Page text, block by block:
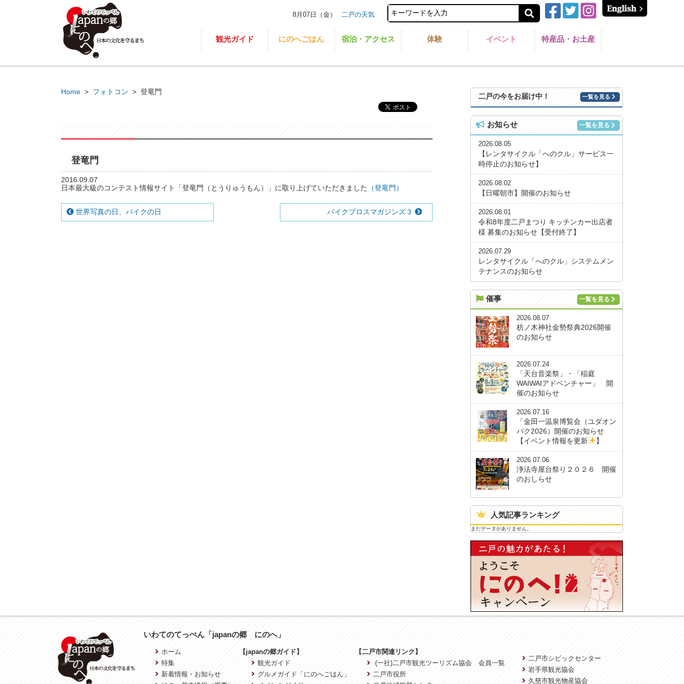
8月07日（金） 二戸の天気
観光ガイド にのへごはん 宿泊・アクセス 体験 イベント 特産品・お土産
Home > フォトコン > 登竜門
登竜門
2016.09.07
日本最大級のコンテスト情報サイト「登竜門（とうりゅうもん）」に取り上げていただきました
（登竜門）
世界写真の日、バイクの日 バイクブロスマガジンズ３
二戸の今をお届け中！ 一覧を見る
お知らせ 一覧を見る
2026.08.05
【レンタサイクル「へのクル」サービス一
時停止のお知らせ】
2026.08.02
【日曜朝市】開催のお知らせ
2026.08.01
令和8年度二戸まつり キッチンカー出店者
様 募集のお知らせ【受付終了】
2026.07.29
レンタサイクル「へのクル」システムメン
テナンスのお知らせ
催事 一覧を見る
2026.08.07
枋ノ木神社金勢祭典2026開催
のお知らせ
2026.07.24
「天台音楽祭」・「稲庭
WAIWAIアドベンチャー」 開
催のお知らせ
2026.07.16
「金田一温泉博覧会（ユダオン
パク2026）開催のお知らせ
【イベント情報を更新
】
2026.07.06
浄法寺屋台祭り２０２６ 開催
のおしらせ
人気記事ランキング
まだデータがありません。
いわてのてっぺん「japanの郷 にのへ」
ホーム
特集
新着情報・お知らせ
【japanの郷ガイド】
観光ガイド
グルメガイド「にのへごはん」
【二戸市関連リンク】
(一社)二戸市観光ツーリズム協会 会員一覧
二戸市役所
二戸市シビックセンター
岩手県観光協会
久慈市観光物産協会